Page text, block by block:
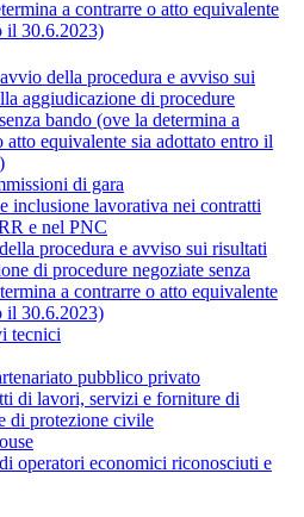
a contrarre o atto equivalente
il 30.6.2023)
della procedura e avviso sui
aggiudicazione di procedure
bando (ove la determina a
atto equivalente sia adottato entro il
di gara
inclusione lavorativa nei contratti
e nel PNC
procedura e avviso sui risultati
di procedure negoziate senza
a contrarre o atto equivalente
il 30.6.2023)
tecnici
pubblico privato
di lavori, servizi e forniture di
di protezione civile
operatori economici riconosciuti e